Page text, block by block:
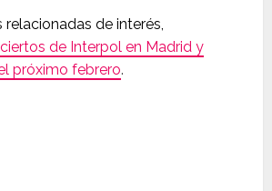
relacionadas de interés,
de Interpol en Madrid y
próximo febrero.